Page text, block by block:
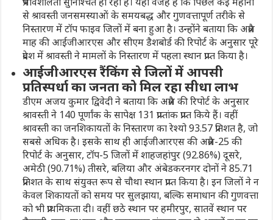
से श्रावस्ती जनसमस्याओं के समयबद्ध और गुणवत्तापूर्ण तरीके से
निस्तारण में टॉप फाइव जिलों में बना हुआ है। उन्होंने बताया कि अप्रैल
माह की आईजीआरएस और सीएम डैशबोर्ड की रिपोर्ट के अनुसार पूरे
प्रदेश में श्रावस्ती ने मामलों के निस्तारण में पहला स्थान प्राप्त किया है।
आईजीआरएस रैंकिंग से जिलों में आपसी
प्रतिस्पर्धा का जनता को मिल रहा सीधा लाभ
डीएम अजय कुमार द्विवेदी ने बताया कि अप्रैल की रिपोर्ट के अनुसार
श्रावस्ती ने 140 पूर्णांक के सापेक्ष 131 प्राप्तांक प्राप्त किये हैं। वहीं
श्रावस्ती का जनशिकायतों के निस्तारण का रेश्यो 93.57 प्रतिशत है, जो
सबसे अधिक है। इसके साथ ही आईजीआरएस की अप्रैल-25 की
रिपोर्ट के अनुसार, टॉप-5 जिलों में शाहजहांपुर (92.86%) दूसरे,
अमेठी (90.71%) तीसरे, बलिया और अंबेडकरनगर दोनों ने 85.71
प्रतिशत के साथ संयुक्त रूप से चौथा स्थान प्राप्त किया है। इन जिलों ने न
केवल शिकायतों को समय पर सुलझाया, बल्कि समाधान की गुणवत्ता
को भी प्राथमिकता दी। वहीं छठे स्थान पर हमीरपुर, सातवें स्थान पर